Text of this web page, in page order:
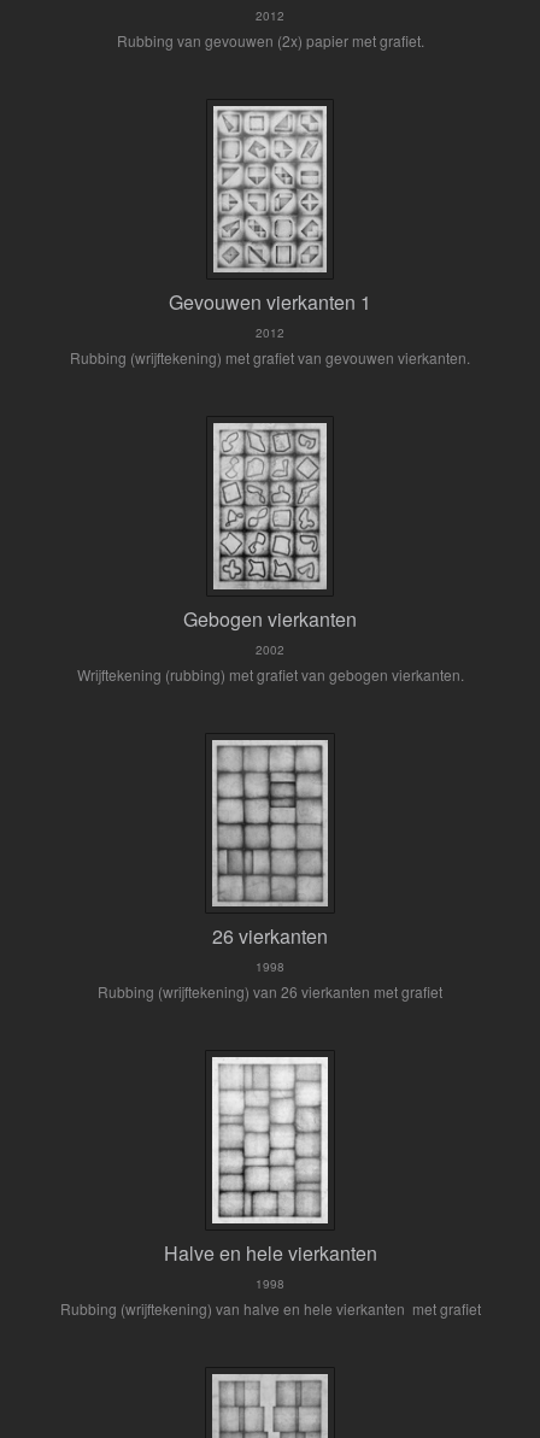
2012
Rubbing van gevouwen (2x) papier met grafiet.
Gevouwen vierkanten 1
2012
Rubbing (wrijftekening) met grafiet van gevouwen vierkanten.
Gebogen vierkanten
2002
Wrijftekening (rubbing) met grafiet van gebogen vierkanten.
26 vierkanten
1998
Rubbing (wrijftekening) van 26 vierkanten met grafiet
Halve en hele vierkanten
1998
Rubbing (wrijftekening) van halve en hele vierkanten met grafiet